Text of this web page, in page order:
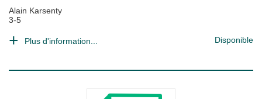
Alain Karsenty
3-5
Plus d'information... Disponible